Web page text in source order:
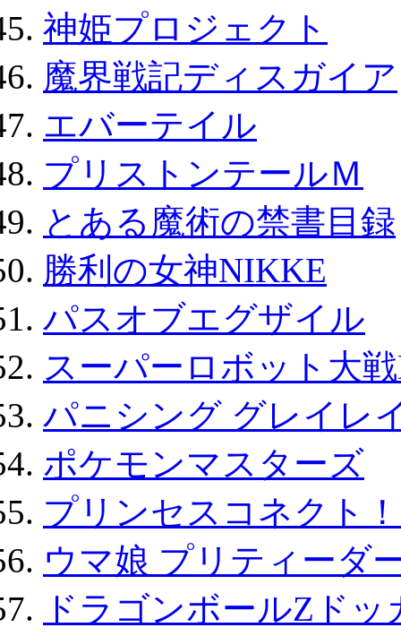
神姫プロジェクト
魔界戦記ディスガイア
エバーテイル
プリストンテールＭ
とある魔術の禁書目録
勝利の女神NIKKE
パスオブエグザイル
スーパーロボット大
パニシング グレイレ
ポケモンマスターズ
プリンセスコネクト
ウマ娘 プリティーダ
ドラゴンボールZド